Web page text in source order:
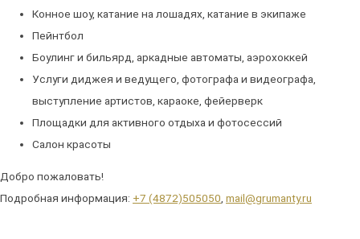
Конное шоу, катание на лошадях, катание в экипаже
Пейнтбол
Боулинг и бильярд, аркадные автоматы, аэрохоккей
Услуги диджея и ведущего, фотографа и видеографа,
выступление артистов, караоке, фейерверк
Площадки для активного отдыха и фотосессий
Салон красоты
Добро пожаловать!
Подробная информация: +7 (4872)505050, mail@grumanty.ru